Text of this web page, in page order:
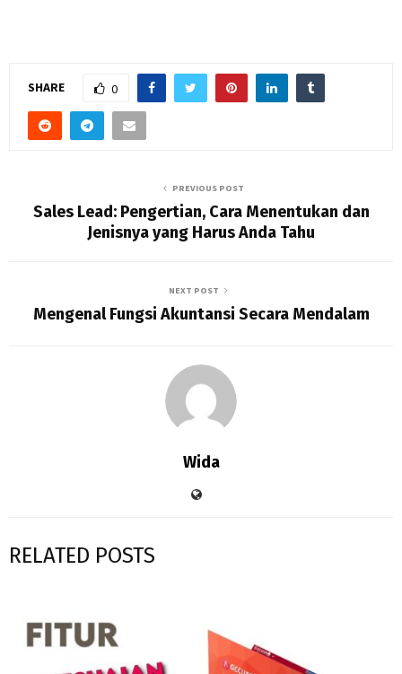
SHARE 0
PREVIOUS POST
Sales Lead: Pengertian, Cara Menentukan dan
Jenisnya yang Harus Anda Tahu
NEXT POST
Mengenal Fungsi Akuntansi Secara Mendalam
Wida
RELATED POSTS